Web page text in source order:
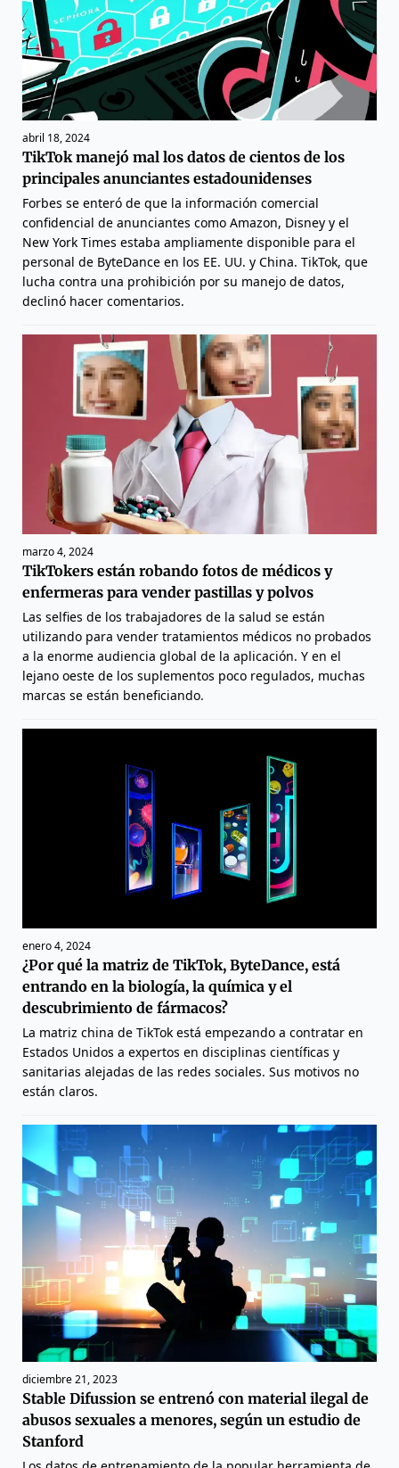
abril 18, 2024
TikTok manejó mal los datos de cientos de los
principales anunciantes estadounidenses
Forbes se enteró de que la información comercial
confidencial de anunciantes como Amazon, Disney y el
New York Times estaba ampliamente disponible para el
personal de ByteDance en los EE. UU. y China. TikTok, que
lucha contra una prohibición por su manejo de datos,
declinó hacer comentarios.
marzo 4, 2024
TikTokers están robando fotos de médicos y
enfermeras para vender pastillas y polvos
Las selfies de los trabajadores de la salud se están
utilizando para vender tratamientos médicos no probados
a la enorme audiencia global de la aplicación. Y en el
lejano oeste de los suplementos poco regulados, muchas
marcas se están beneficiando.
enero 4, 2024
¿Por qué la matriz de TikTok, ByteDance, está
entrando en la biología, la química y el
descubrimiento de fármacos?
La matriz china de TikTok está empezando a contratar en
Estados Unidos a expertos en disciplinas científicas y
sanitarias alejadas de las redes sociales. Sus motivos no
están claros.
diciembre 21, 2023
Stable Difussion se entrenó con material ilegal de
abusos sexuales a menores, según un estudio de
Stanford